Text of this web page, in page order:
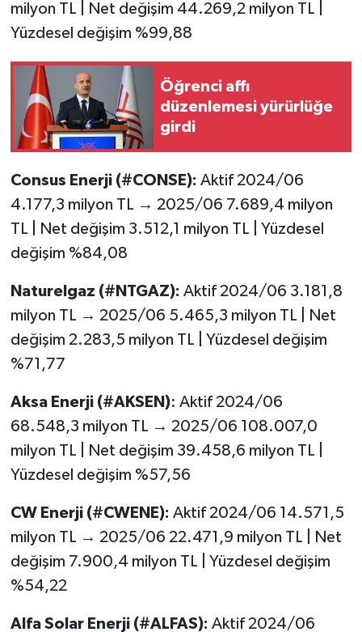
milyon TL | Net değişim 44.269,2 milyon TL |
Yüzdesel değişim %99,88
Öğrenci affı
düzenlemesi yürürlüğe
girdi
Consus Enerji (#CONSE): Aktif 2024/06
4.177,3 milyon TL → 2025/06 7.689,4 milyon
TL | Net değişim 3.512,1 milyon TL | Yüzdesel
değişim %84,08
Naturelgaz (#NTGAZ): Aktif 2024/06 3.181,8
milyon TL → 2025/06 5.465,3 milyon TL | Net
değişim 2.283,5 milyon TL | Yüzdesel değişim
%71,77
Aksa Enerji (#AKSEN): Aktif 2024/06
68.548,3 milyon TL → 2025/06 108.007,0
milyon TL | Net değişim 39.458,6 milyon TL |
Yüzdesel değişim %57,56
CW Enerji (#CWENE): Aktif 2024/06 14.571,5
milyon TL → 2025/06 22.471,9 milyon TL | Net
değişim 7.900,4 milyon TL | Yüzdesel değişim
%54,22
Alfa Solar Enerji (#ALFAS): Aktif 2024/06